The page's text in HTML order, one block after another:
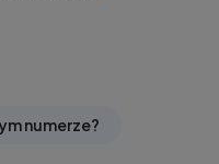
numerze?